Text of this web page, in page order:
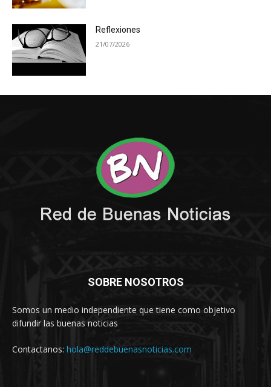
Reflexiones
21/07/2026
SOBRE NOSOTROS
Somos un medio independiente que tiene como objetivo
difundir las buenas noticias
Contactanos: hola@reddebuenasnoticias.com